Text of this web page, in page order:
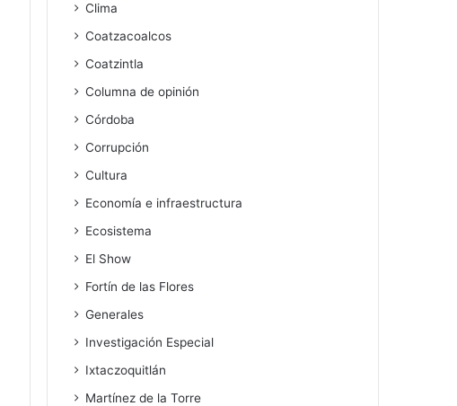
Clima
Coatzacoalcos
Coatzintla
Columna de opinión
Córdoba
Corrupción
Cultura
Economía e infraestructura
Ecosistema
El Show
Fortín de las Flores
Generales
Investigación Especial
Ixtaczoquitlán
Martínez de la Torre